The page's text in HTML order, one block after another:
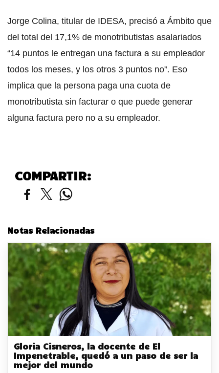
Jorge Colina, titular de IDESA, precisó a Ámbito que
del total del 17,1% de monotributistas asalariados
“14 puntos le entregan una factura a su empleador
todos los meses, y los otros 3 puntos no”. Eso
implica que la persona paga una cuota de
monotributista sin facturar o que puede generar
alguna factura pero no a su empleador.
COMPARTIR:
Notas Relacionadas
Gloria Cisneros, la docente de El
Impenetrable, quedó a un paso de ser la
mejor del mundo